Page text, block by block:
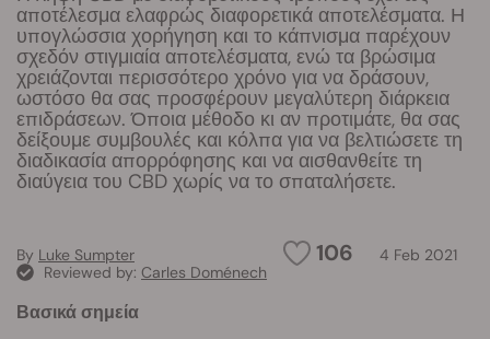
αποτέλεσμα ελαφρώς διαφορετικά αποτελέσματα. Η
υπογλώσσια χορήγηση και το κάπνισμα παρέχουν
σχεδόν στιγμιαία αποτελέσματα, ενώ τα βρώσιμα
χρειάζονται περισσότερο χρόνο για να δράσουν,
ωστόσο θα σας προσφέρουν μεγαλύτερη διάρκεια
επιδράσεων. Όποια μέθοδο κι αν προτιμάτε, θα σας
δείξουμε συμβουλές και κόλπα για να βελτιώσετε τη
διαδικασία απορρόφησης και να αισθανθείτε τη
διαύγεια του CBD χωρίς να το σπαταλήσετε.
106 4 Feb 2021
By Luke Sumpter
Reviewed by: Carles Doménech
Βασικά σημεία